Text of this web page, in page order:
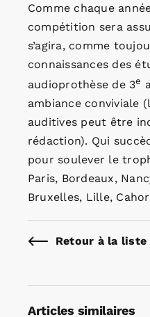
Comme chaque
compétition sera
s’agira, comme
connaissances des
audioprothèse de 3e
ambiance conviviale
auditives peut être
rédaction). Qui
pour soulever le
Paris, Bordeaux,
Bruxelles, Lille,
Retour à la
Articles similaires